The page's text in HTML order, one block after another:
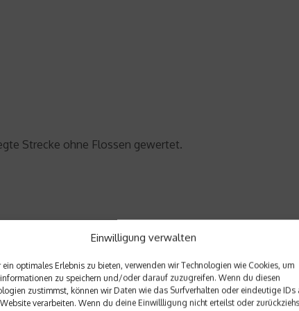
Einwilligung verwalten
ein optimales Erlebnis zu bieten, verwenden wir Technologien wie Cookies, um
zu speichern und/oder darauf zuzugreifen. Wenn du diesen
zustimmst, können wir Daten wie das Surfverhalten oder eindeutige IDs
verarbeiten. Wenn du deine Einwillligung nicht erteilst oder
Strecke ohne Flossen gewertet.
Gewicht